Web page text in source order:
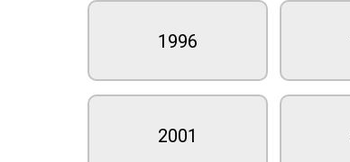
1996
2001